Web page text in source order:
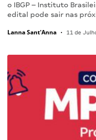
o IBGP – Instituto
edital pode sair nas
Lanna Sant'Anna • 11 de